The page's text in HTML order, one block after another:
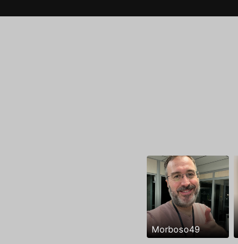
Morboso49